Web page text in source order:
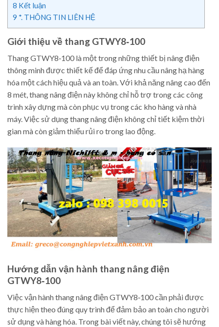
8 Kết luận
9 *. THÔNG TIN LIÊN HỆ
Giới thiệu về thang GTWY8‑100
Thang GTWY8‑100 là một trong những thiết bị nâng điện
thông minh được thiết kế để đáp ứng nhu cầu nâng hạ hàng
hóa một cách hiệu quả và an toàn. Với khả năng nâng cao đến
8 mét, thang nâng điện này không chỉ hỗ trợ trong các công
trình xây dựng mà còn phục vụ trong các kho hàng và nhà
máy. Việc sử dụng thang nâng điện không chỉ tiết kiệm thời
gian mà còn giảm thiểu rủi ro trong lao động.
Hướng dẫn vận hành thang nâng điện
GTWY8‑100
Việc vận hành thang nâng điện GTWY8‑100 cần phải được
thực hiện theo đúng quy trình để đảm bảo an toàn cho người
sử dụng và hàng hóa. Trong bài viết này, chúng tôi sẽ hướng